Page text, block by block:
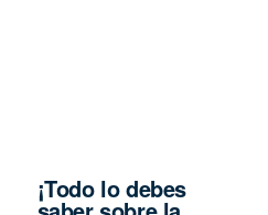
¡Todo lo debes